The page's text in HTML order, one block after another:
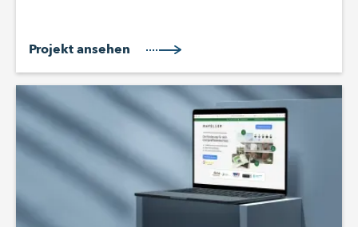
Projekt ansehen